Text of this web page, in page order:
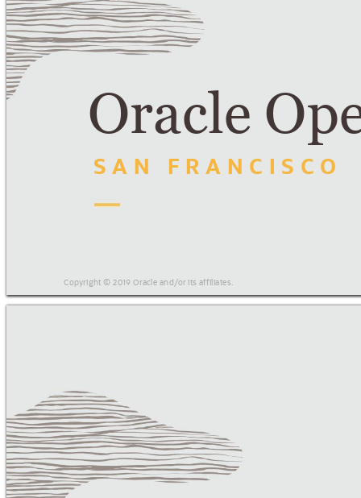
Oracle
SAN FRANCISCO
Copyright © 2019 Oracle and/or its affiliates.